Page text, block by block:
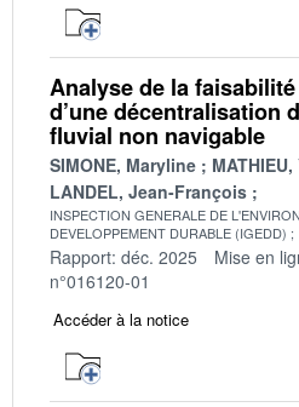
Analyse de la
d’une décentralisation
fluvial non navigable
SIMONE, Maryline
LANDEL, Jean-François
INSPECTION GENERALE DE
DEVELOPPEMENT DURABLE (IGEDD)
Rapport: déc. 2025 Mise en
n°016120-01
Accéder à la notice